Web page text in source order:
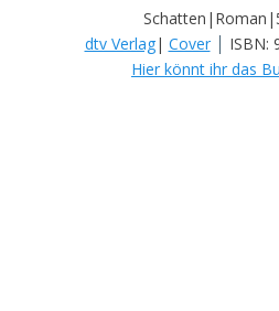
dtv Verlag| Cover | ISBN:
Hier könnt ihr das